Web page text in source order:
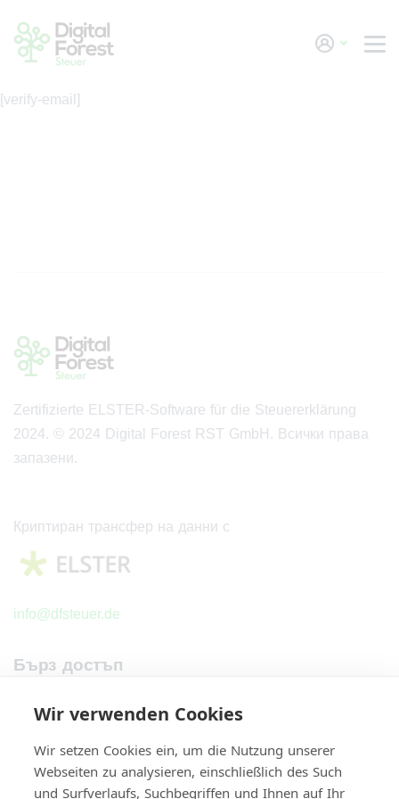
Wir verwenden Cookies
Wir setzen Cookies ein, um die Nutzung unserer
Webseiten zu analysieren, einschließlich des Such
und Surfverlaufs, Suchbegriffen und Ihnen auf Ihr
[verify-email]
Zertifizierte ELSTER-Software für die Steuererklärung
2024. © 2024 Digital Forest RST GmbH. Всички права
запазени.
Криптиран трансфер на данни с
info@dfsteuer.de
Бърз достъп
За нас
Контакт